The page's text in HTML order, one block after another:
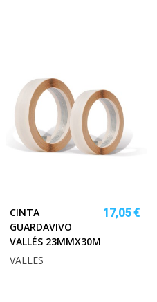
CINTA
GUARDAVIVO
VALLÉS 23MMX30M
17,05 €
VALLES